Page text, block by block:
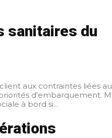
sanitaires du
aux contraintes liées au
locales. Distanciation sociale à bord si...